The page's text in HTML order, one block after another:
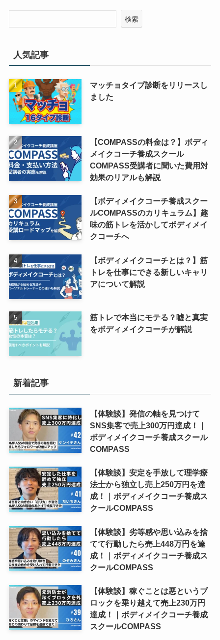
検索
人気記事
マッチョタイプ診断をリリースし
ました
【COMPASSの料金は？】ボディ
メイクコーチ養成スクール
COMPASS受講者に聞いた費用対
効果のリアルも解説
【ボディメイクコーチ養成スクー
ルCOMPASSのカリキュラム】趣
味の筋トレを活かしてボディメイ
クコーチへ
【ボディメイクコーチとは？】筋
トレを仕事にできる新しいキャリ
アについて解説
筋トレで本当にモテる？嘘と真実
をボディメイクコーチが解説
新着記事
【体験談】発信の軸を見つけて
SNS集客で売上300万円達成！｜
ボディメイクコーチ養成スクール
COMPASS
【体験談】安定を手放して理学療
法士から独立し売上250万円を達
成！｜ボディメイクコーチ養成ス
クールCOMPASS
【体験談】劣等感や思い込みを捨
てて行動したら売上448万円を達
成！｜ボディメイクコーチ養成ス
クールCOMPASS
【体験談】稼ぐことは悪というブ
ロックを乗り越えて売上230万円
達成！｜ボディメイクコーチ養成
スクールCOMPASS